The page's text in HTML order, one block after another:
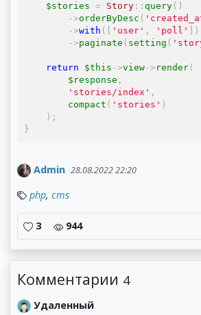
    $stories
= Story :: query ()
->orderByDesc (
->with ([ 'user' , 'poll'
])
->paginate ( setting (
return $this ->view-> render (
        $response
,
'stories/index' ,
        compact
( 'stories' )
);
}
Admin 28.08.2022 22:20
php,cms
3 944
Комментарии 4
Удаленный